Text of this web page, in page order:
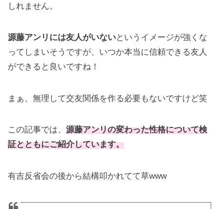
しれません。
源藤アンリには友人がいないというイメージが強くな
ってしまいそうですが、いつか本当に信頼できる友人
ができると良いですね！
まぁ、無理して交友関係を作る必要もないですけど笑
この記事では、源藤アンリの変わった性格について検
証とともにご紹介しています。
有吉反省会の後から結構叩かれてて草www